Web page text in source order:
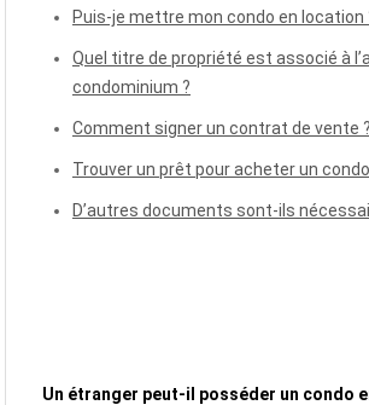
Puis-je mettre mon condo en location
Quel titre de propriété est associé à
condominium ?
Comment signer un contrat de vente ?
Trouver un prêt pour acheter un
D’autres documents sont-ils
Un étranger peut-il posséder un condo